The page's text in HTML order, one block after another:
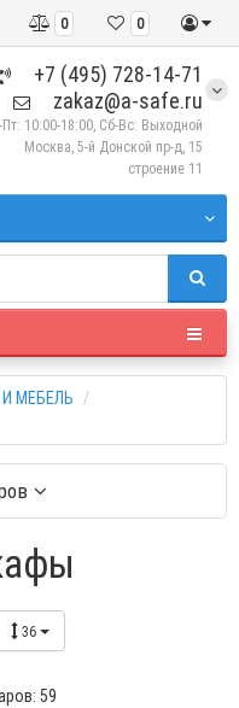
0
0
+7 (495) 728-14-71
zakaz@a-safe.ru
Пт: 10:00-18:00, Сб-Вс: Выходной
Москва, 5-й Донской пр-д, 15
строение 11
МЕБЕЛЬ
36
59